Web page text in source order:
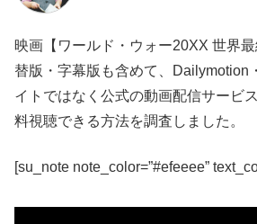
映画【ワールド・ウォー20XX 世界
替版・字幕版も含めて、Dailymotion
イトではなく公式の動画配信サービ
料視聴できる方法を調査しました。
[su_note note_color=”#efeeee”